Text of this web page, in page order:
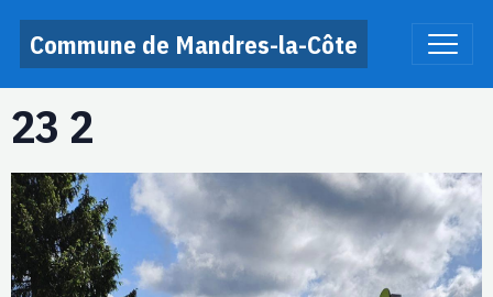
Commune de Mandres-la-Côte
23 2